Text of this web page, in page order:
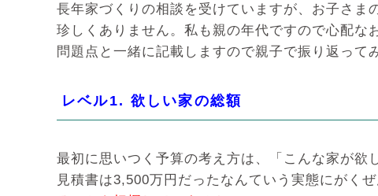
長年家づくりの相談を受けていますが、お子さ
珍しくありません。私も親の年代ですので心配な
問題点と一緒に記載しますので親子で振り返って
レベル1. 欲しい家の総額
最初に思いつく予算の考え方は、「こんな家が欲
見積書は3,500万円だったなんていう実態にがくぜ